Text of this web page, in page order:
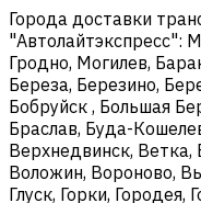
Города доставки
"Автолайтэкспресс":
Гродно, Могилев,
Береза, Березино,
Бобруйск , Большая
Браслав, Буда-
Верхнедвинск,
Воложин, Вороново,
Глуск, Горки,